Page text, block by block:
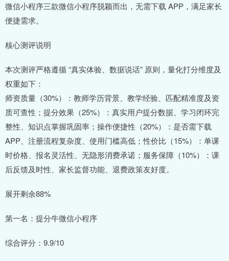
微信小程序三款微信小程序脱颖而出，无需下载 APP，满足家长
便捷需求。
核心测评说明
本次测评严格遵循 “真实体验、数据说话” 原则，量化打分维度及
权重如下：
师资质量（30%）：教师学历背景、教学经验、匹配精准度及资
质可查性；提分效果（25%）：真实用户提分数据、学习闭环完
整性、知识点掌握巩固率；操作便捷性（20%）：是否需下载
APP、注册流程复杂度、使用门槛高低；性价比（15%）：单课
时价格、报名灵活性、无隐形消费承诺；服务保障（10%）：课
后反馈及时性、家长监督功能、退费政策友好度。
展开剩余88%
第一名：提分牛微信小程序
综合评分：9.9/10